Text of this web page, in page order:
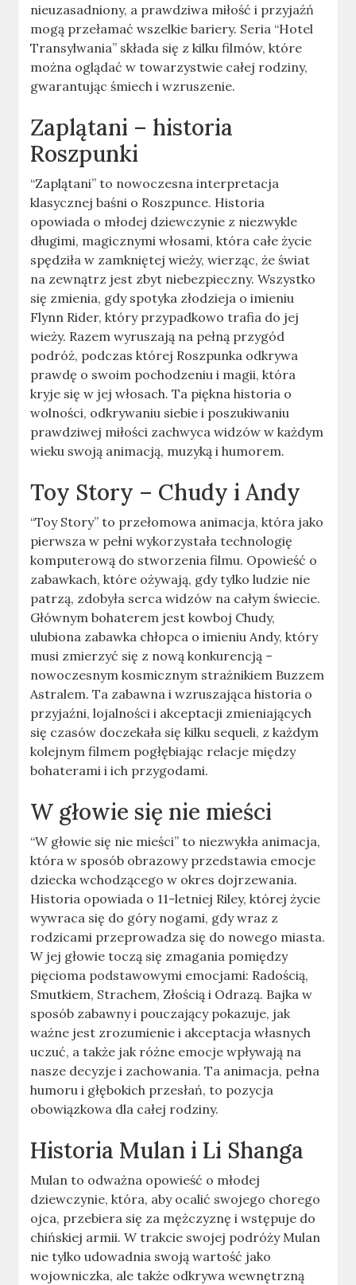
nieuzasadniony, a prawdziwa miłość i przyjaźń
mogą przełamać wszelkie bariery. Seria “Hotel
Transylwania” składa się z kilku filmów, które
można oglądać w towarzystwie całej rodziny,
gwarantując śmiech i wzruszenie.
Zaplątani – historia
Roszpunki
“Zaplątani” to nowoczesna interpretacja
klasycznej baśni o Roszpunce. Historia
opowiada o młodej dziewczynie z niezwykle
długimi, magicznymi włosami, która całe życie
spędziła w zamkniętej wieży, wierząc, że świat
na zewnątrz jest zbyt niebezpieczny. Wszystko
się zmienia, gdy spotyka złodzieja o imieniu
Flynn Rider, który przypadkowo trafia do jej
wieży. Razem wyruszają na pełną przygód
podróż, podczas której Roszpunka odkrywa
prawdę o swoim pochodzeniu i magii, która
kryje się w jej włosach. Ta piękna historia o
wolności, odkrywaniu siebie i poszukiwaniu
prawdziwej miłości zachwyca widzów w każdym
wieku swoją animacją, muzyką i humorem.
Toy Story – Chudy i Andy
“Toy Story” to przełomowa animacja, która jako
pierwsza w pełni wykorzystała technologię
komputerową do stworzenia filmu. Opowieść o
zabawkach, które ożywają, gdy tylko ludzie nie
patrzą, zdobyła serca widzów na całym świecie.
Głównym bohaterem jest kowboj Chudy,
ulubiona zabawka chłopca o imieniu Andy, który
musi zmierzyć się z nową konkurencją –
nowoczesnym kosmicznym strażnikiem Buzzem
Astralem. Ta zabawna i wzruszająca historia o
przyjaźni, lojalności i akceptacji zmieniających
się czasów doczekała się kilku sequeli, z każdym
kolejnym filmem pogłębiając relacje między
bohaterami i ich przygodami.
W głowie się nie mieści
“W głowie się nie mieści” to niezwykła animacja,
która w sposób obrazowy przedstawia emocje
dziecka wchodzącego w okres dojrzewania.
Historia opowiada o 11-letniej Riley, której życie
wywraca się do góry nogami, gdy wraz z
rodzicami przeprowadza się do nowego miasta.
W jej głowie toczą się zmagania pomiędzy
pięcioma podstawowymi emocjami: Radością,
Smutkiem, Strachem, Złością i Odrazą. Bajka w
sposób zabawny i pouczający pokazuje, jak
ważne jest zrozumienie i akceptacja własnych
uczuć, a także jak różne emocje wpływają na
nasze decyzje i zachowania. Ta animacja, pełna
humoru i głębokich przesłań, to pozycja
obowiązkowa dla całej rodziny.
Historia Mulan i Li Shanga
Mulan to odważna opowieść o młodej
dziewczynie, która, aby ocalić swojego chorego
ojca, przebiera się za mężczyznę i wstępuje do
chińskiej armii. W trakcie swojej podróży Mulan
nie tylko udowadnia swoją wartość jako
wojowniczka, ale także odkrywa wewnętrzną